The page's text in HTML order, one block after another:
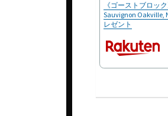
《ゴーストブロッ
Sauvignon Oakville,
レゼント